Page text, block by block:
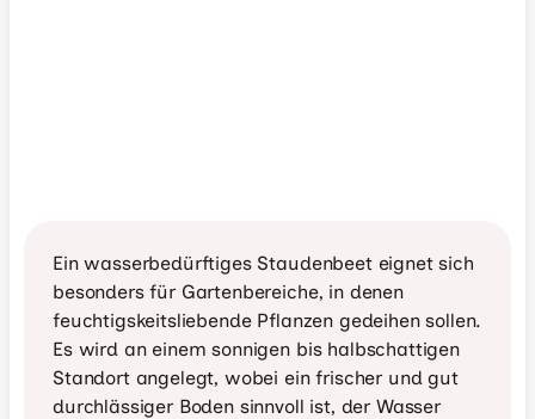
Ein wasserbedürftiges Staudenbeet eignet sich
besonders für Gartenbereiche, in denen
feuchtigskeitsliebende Pflanzen gedeihen sollen.
Es wird an einem sonnigen bis halbschattigen
Standort angelegt, wobei ein frischer und gut
durchlässiger Boden sinnvoll ist, der Wasser